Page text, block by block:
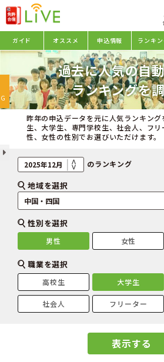
ガイド オススメ 申込情報 ランキ
過去に人気の自
ランキングを
昨年の申込データを元に人気ランキン
生、大学生、専門学校生、社会人、フ
性、女性の性別でお選びいただけます。
のランキング
地域を選択
性別を選択
男性 女性
職業を選択
高校生 大学生
社会人 フリーター
表示する